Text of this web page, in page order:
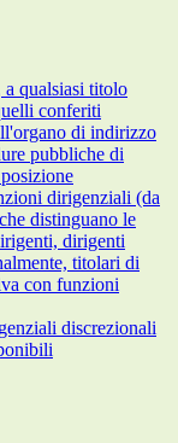
qualsiasi titolo
conferiti
di indirizzo
pubbliche di
dirigenziali (da
distinguano le
dirigenti
titolari di
con funzioni
discrezionali